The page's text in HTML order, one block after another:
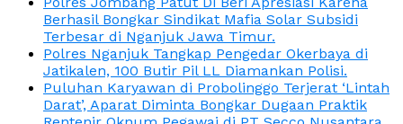
Berhasil Bongkar Sindikat Mafia Solar Subsidi
Terbesar di Nganjuk Jawa Timur.
Polres Nganjuk Tangkap Pengedar Okerbaya di
Jatikalen, 100 Butir Pil LL Diamankan Polisi.
Puluhan Karyawan di Probolinggo Terjerat ‘Lintah
Darat’, Aparat Diminta Bongkar Dugaan Praktik